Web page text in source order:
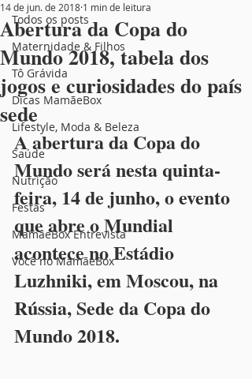
Todos os posts
Maternidade & Filhos
Tô Grávida
Dicas MamãeBox
Lifestyle, Moda & Beleza
Saúde
Nutrição
Festas
MamãeBox Entrevista
Você no MamãeBox
Abertura da Copa do
Mundo 2018, tabela dos
jogos e curiosidades do país
sede
14 de jun. de 2018 1 min de leitura
A abertura da Copa do
Mundo será nesta quinta-
feira, 14 de junho, o evento
que abre o Mundial
acontece no Estádio
Luzhniki, em Moscou, na
Rússia, Sede da Copa do
Mundo 2018.